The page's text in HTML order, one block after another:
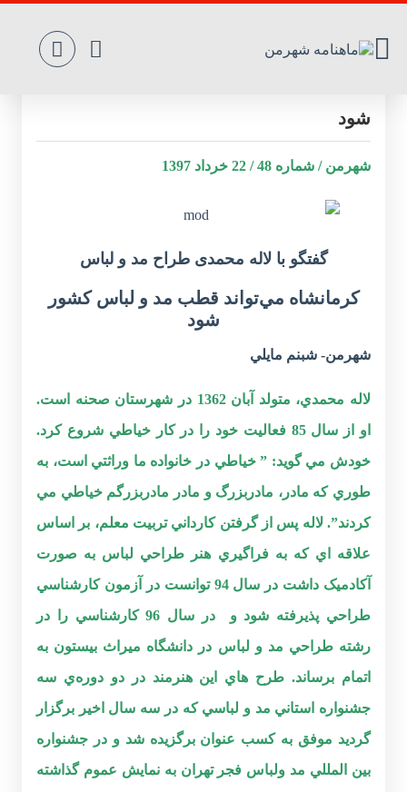
کرمانشاه‌ مي‌تواند‌ قطب‌ مد و لباس‌ کشور
شود
شهرمن / شماره 48 / 22 خرداد 1397
گفتگو با لاله محمدی طراح مد و لباس
کرمانشاه‌ مي‌تواند‌ قطب‌ مد و لباس‌ کشور
شود
شهرمن- شبنم مايلي
لاله محمدي، متولد آبان 1362 در شهرستان صحنه است.
او از سال 85 فعاليت خود را در کار خياطي شروع کرد.
خودش مي گويد: ” خياطي در خانواده ما وراثتي است، به
طوري که مادر، مادربزرگ و مادر مادربزرگم خياطي مي
کردند”. لاله پس از گرفتن کارداني تربيت معلم، بر اساس
علاقه اي که به فراگيري هنر طراحي لباس به صورت
آکادميک داشت در سال 94 توانست در آزمون کارشناسي
طراحي پذيرفته شود و در سال 96 کارشناسي را در
رشته طراحي مد و لباس در دانشگاه ميراث بيستون به
اتمام برساند. طرح هاي اين هنرمند در دو دوره‌ي سه
جشنواره استاني مد و لباسي که در سه سال اخير برگزار
گرديد موفق به کسب عنوان برگزيده شد و در جشنواره
بين المللي مد ولباس فجر تهران به نمايش عموم گذاشته